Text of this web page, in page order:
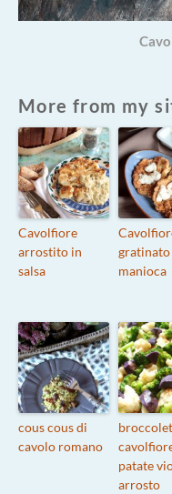
More from my
Cavolfiore
arrostito in
salsa
gratinato
manioca
cous cous di
cavolo romano
patate
arrosto